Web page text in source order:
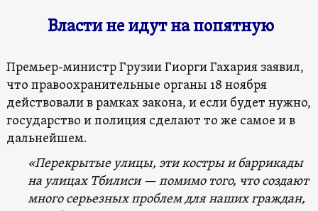
Власти не идут на попятную
Премьер-министр Грузии Гиорги Гахария заявил,
что правоохранительные органы 18 ноября
действовали в рамках закона, и если будет нужно,
государство и полиция сделают то же самое и в
дальнейшем.
«Перекрытые улицы, эти костры и баррикады
на улицах Тбилиси — помимо того, что создают
много серьезных проблем для наших граждан,